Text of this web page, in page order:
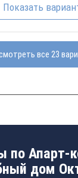
Показать
все 23
по Апарт-
дом